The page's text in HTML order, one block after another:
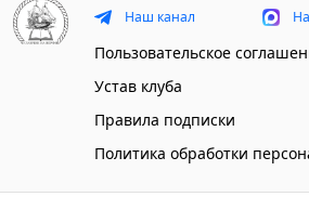
Наш канал
Пользовательское
Устав клуба
Правила подписки
Политика обработки